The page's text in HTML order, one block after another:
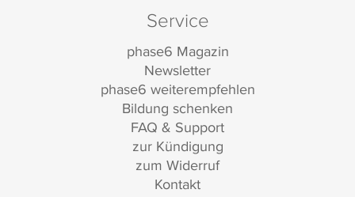
Service
phase6 Magazin
Newsletter
phase6 weiterempfehlen
Bildung schenken
FAQ & Support
zur Kündigung
zum Widerruf
Kontakt